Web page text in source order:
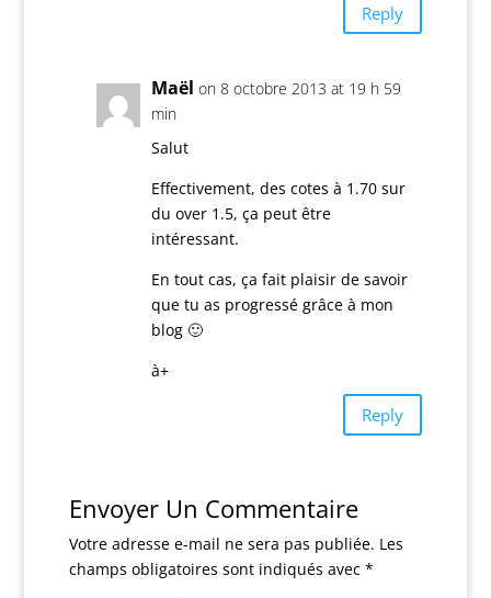
Reply
Maël on 8 octobre 2013 at 19 h 59
min
Salut
Effectivement, des cotes à 1.70 sur
du over 1.5, ça peut être
intéressant.
En tout cas, ça fait plaisir de savoir
que tu as progressé grâce à mon
blog 🙂
à+
Reply
Envoyer Un Commentaire
Votre adresse e-mail ne sera pas publiée. Les
champs obligatoires sont indiqués avec *